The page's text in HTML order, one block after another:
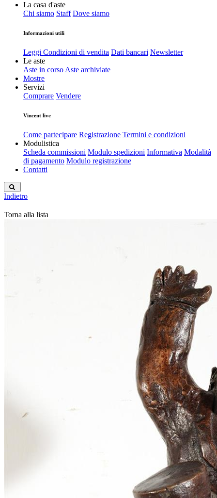
La casa d'aste
Chi siamo Staff Dove siamo
Informazioni utili
Leggi Condizioni di vendita Dati bancari Newsletter
Le aste
Aste in corso Aste archiviate
Mostre
Servizi
Comprare Vendere
Vincent live
Come partecipare Registrazione Termini e condizioni
Modulistica
Scheda commissioni Modulo spedizioni Informativa Modalità
di pagamento Modulo registrazione
Contatti
Indietro
Torna alla lista